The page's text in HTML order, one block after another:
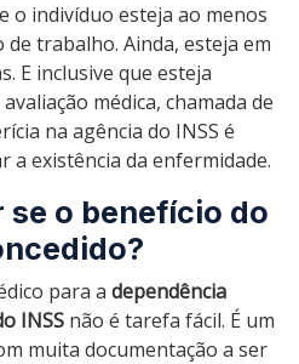
o indivíduo esteja ao menos
trabalho. Ainda, esteja em
E inclusive que esteja
médica, chamada de
na agência do INSS é
a existência da enfermidade.
se o benefício do
para a dependência
INSS não é tarefa fácil. É um
muita documentação a ser